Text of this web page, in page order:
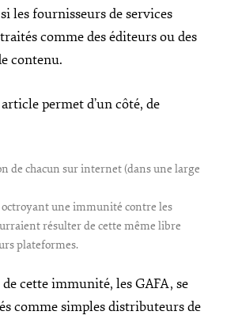
les fournisseurs de services
comme des éditeurs ou des
contenu.
permet d’un côté, de
de chacun sur internet (dans une large
octroyant une immunité contre les
résulter de cette même libre
plateformes.
cette immunité, les GAFA, se
comme simples distributeurs de